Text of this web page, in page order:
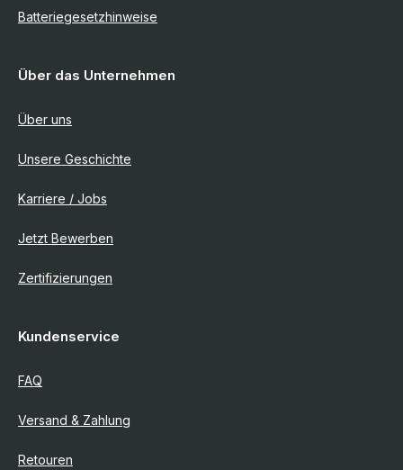
Batteriegesetzhinweise
Über das Unternehmen
Über uns
Unsere Geschichte
Karriere / Jobs
Jetzt Bewerben
Zertifizierungen
Kundenservice
FAQ
Versand & Zahlung
Retouren